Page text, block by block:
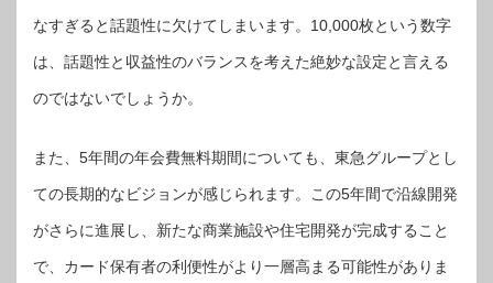
なすぎると話題性に欠けてしまいます。10,000枚という数字
は、話題性と収益性のバランスを考えた絶妙な設定と言える
のではないでしょうか。
また、5年間の年会費無料期間についても、東急グループとし
ての長期的なビジョンが感じられます。この5年間で沿線開発
がさらに進展し、新たな商業施設や住宅開発が完成すること
で、カード保有者の利便性がより一層高まる可能性がありま